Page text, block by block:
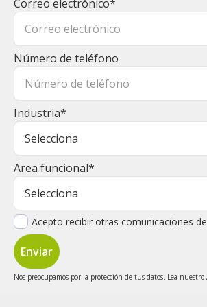
Correo electrónico*
Número de teléfono
Industria*
Area funcional*
Acepto recibir otras comunicaciones
Nos preocupamos por la protección de tus datos. Lea nuestro